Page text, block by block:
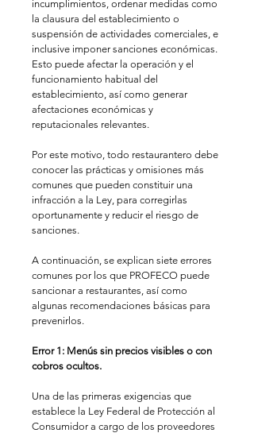
incumplimientos, ordenar medidas como
la clausura del establecimiento o
suspensión de actividades comerciales, e
inclusive imponer sanciones económicas.
Esto puede afectar la operación y el
funcionamiento habitual del
establecimiento, así como generar
afectaciones económicas y
reputacionales relevantes.
Por este motivo, todo restaurantero debe
conocer las prácticas y omisiones más
comunes que pueden constituir una
infracción a la Ley, para corregirlas
oportunamente y reducir el riesgo de
sanciones.
A continuación, se explican siete errores
comunes por los que PROFECO puede
sancionar a restaurantes, así como
algunas recomendaciones básicas para
prevenirlos.
Error 1: Menús sin precios visibles o con
cobros ocultos.
Una de las primeras exigencias que
establece la Ley Federal de Protección al
Consumidor a cargo de los proveedores